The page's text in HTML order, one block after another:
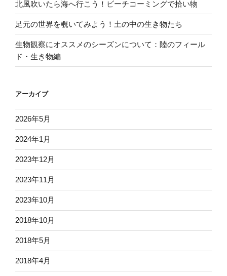
北風吹いたら海へ行こう！ビーチコーミングで拾い物
足元の世界を覗いてみよう！土の中の生き物たち
生物観察にオススメのシーズンについて：陸のフィール
ド・生き物編
アーカイブ
2026年5月
2024年1月
2023年12月
2023年11月
2023年10月
2018年10月
2018年5月
2018年4月